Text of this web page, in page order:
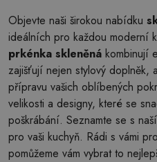
Objevte naši širokou nabídku
ideálních pro každou moderní
prkénka skleněná kombinují
zajišťují nejen stylový doplněk,
přípravu vašich oblíbených
velikosti a designy, které se
poškrábání. Seznamte se s
pro vaši kuchyň. Rádi s vámi
pomůžeme vám vybrat to